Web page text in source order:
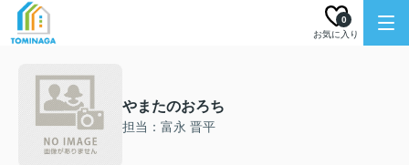
お気に入り
0
やまたのおろち
担当：富永 晋平